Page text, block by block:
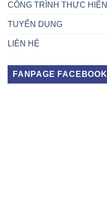
CÔNG TRÌNH THỰC HIỆN
TUYỂN DỤNG
LIÊN HỆ
FANPAGE FACEBOOK